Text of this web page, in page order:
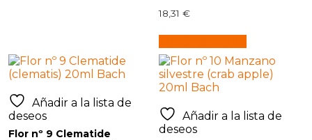
18,31€
Añadir a la lista de
deseos
Flor nº 9 Clematide
Añadir a la lista de
deseos